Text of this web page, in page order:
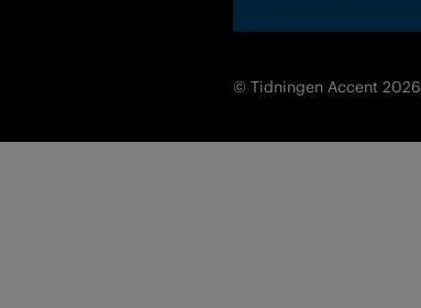
© Tidningen Accent 2026